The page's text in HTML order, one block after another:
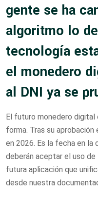
gente se ha
algoritmo lo
tecnología
el monedero
al DNI ya se
El futuro monedero digital
forma. Tras su
en 2026. Es la fecha en la
deberán aceptar el uso de
futura aplicación que
desde nuestra